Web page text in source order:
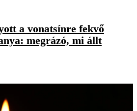
a vonatsínre fekvő
megrázó, mi állt